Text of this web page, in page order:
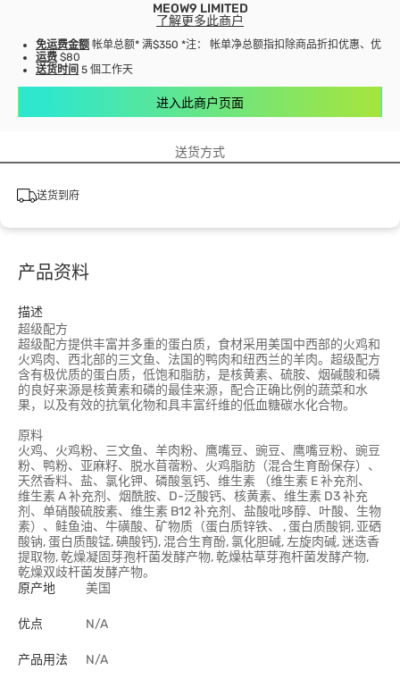
MEOW9 LIMITED
了解更多此商户
免运费金额 帐单总额* 满$350 *注： 帐单净总额指扣除商品折扣优惠、优惠
运费 $80
送货时间 5 個工作天
进入此商户页面
送货方式
送货到府
产品资料
描述
超级配方
超级配方提供丰富并多重的蛋白质，食材采用美国中西部的火鸡和
火鸡肉、西北部的三文鱼、法国的鸭肉和纽西兰的羊肉。超级配方
含有极优质的蛋白质，低饱和脂肪，是核黄素、硫胺、烟碱酸和磷
的良好来源是核黄素和磷的最佳来源，配合正确比例的蔬菜和水
果，以及有效的抗氧化物和具丰富纤维的低血糖碳水化合物。
原料
火鸡、火鸡粉、三文鱼、羊肉粉、鹰嘴豆、豌豆、鹰嘴豆粉、豌豆
粉、鸭粉、亚麻籽、脱水苜蓿粉、火鸡脂肪（混合生育酚保存）、
天然香料、盐、氯化钾、磷酸氢钙、维生素 （维生素 E 补充剂、
维生素 A 补充剂、烟酰胺、D-泛酸钙、核黄素、维生素 D3 补充
剂、单硝酸硫胺素、维生素 B12 补充剂、盐酸吡哆醇、叶酸、生物
素）、鲑鱼油、牛磺酸、矿物质（蛋白质锌铁、 , 蛋白质酸铜, 亚硒
酸钠, 蛋白质酸锰, 碘酸钙), 混合生育酚, 氯化胆碱, 左旋肉碱, 迷迭香
提取物, 乾燥凝固芽孢杆菌发酵产物, 乾燥枯草芽孢杆菌发酵产物,
乾燥双歧杆菌发酵产物。
原产地
美国
优点 N/A
产品用法 N/A